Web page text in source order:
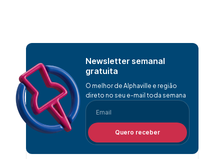
Newsletter semanal
gratuita
O melhor de Alphaville e região
direto no seu e-mail toda semana
Quero receber